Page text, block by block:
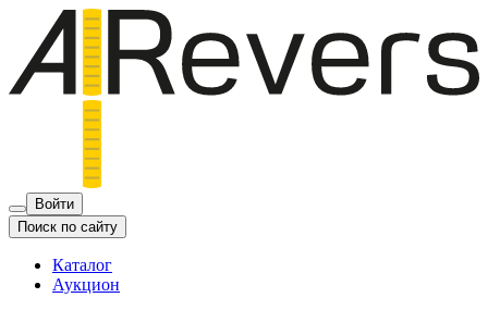
Войти
Поиск по сайту
Каталог
Аукцион